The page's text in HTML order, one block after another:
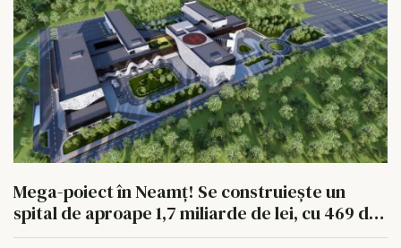
Mega-poiect în Neamț! Se construiește un
spital de aproape 1,7 miliarde de lei, cu 469 de
paturi